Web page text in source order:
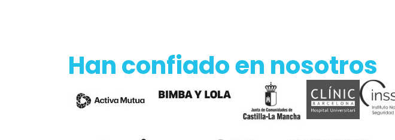
Han confiado en nosotros